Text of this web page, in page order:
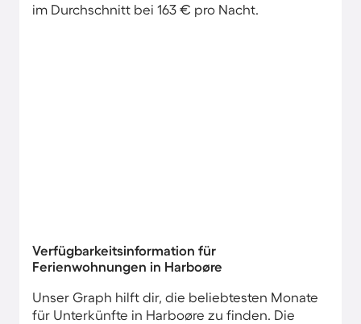
im Durchschnitt bei 163 € pro Nacht.
Verfügbarkeitsinformation für
Ferienwohnungen in Harboøre
Unser Graph hilft dir, die beliebtesten Monate
für Unterkünfte in Harboøre zu finden. Die